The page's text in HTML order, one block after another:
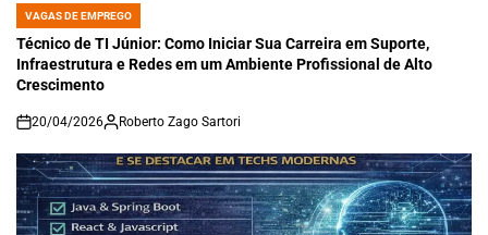
POSTED
IN
VAGAS DE EMPREGO
Técnico de TI Júnior: Como Iniciar Sua Carreira em Suporte,
Infraestrutura e Redes em um Ambiente Profissional de Alto
Crescimento
on
20/04/2026 Roberto Zago Sartori